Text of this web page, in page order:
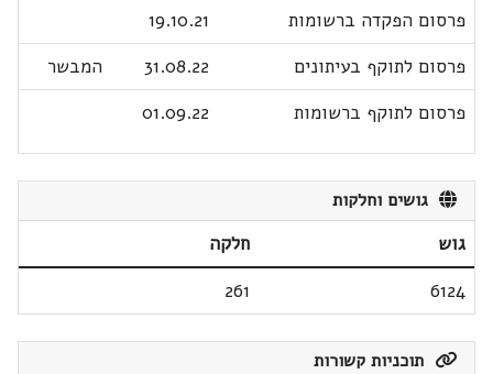
פרסום הפקדה ברשומות
19.10.21
פרסום לתוקף בעיתונים
31.08.22
המבשר
פרסום לתוקף ברשומות
01.09.22
גושים וחלקות
גוש
חלקה
6124
261
תוכניות קשורות